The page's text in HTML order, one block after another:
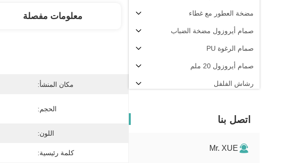
مضخة العطور مع غطاء
صمام أيروزول مضخة الضباب
صمام الرغوة PU
صمام أيروزول 20 ملم
رشاش الفلفل
اتصل بنا
Mr. XUE
معلومات مفصلة
مكان المنشأ:
الحجم:
اللون:
كلمة رئيسية: